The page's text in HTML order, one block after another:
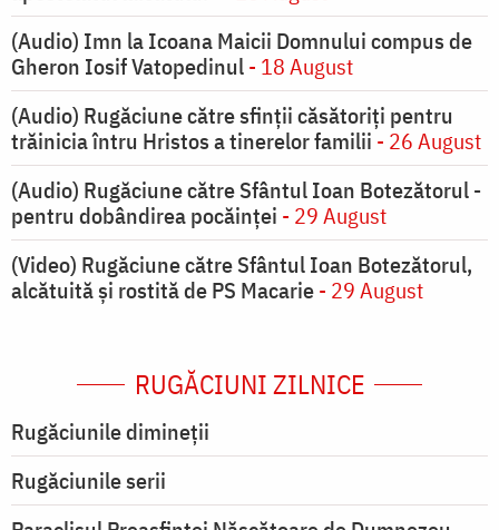
(Audio) Imn la Icoana Maicii Domnului compus de
Gheron Iosif Vatopedinul- 18 August
(Audio) Rugăciune către sfinții căsătoriți pentru
trăinicia întru Hristos a tinerelor familii - 26 August
(Audio) Rugăciune către Sfântul Ioan Botezătorul -
pentru dobândirea pocăinței - 29 August
(Video) Rugăciune către Sfântul Ioan Botezătorul,
alcătuită și rostită de PS Macarie- 29 August
RUGĂCIUNI ZILNICE
Rugăciunile dimineții
Rugăciunile serii